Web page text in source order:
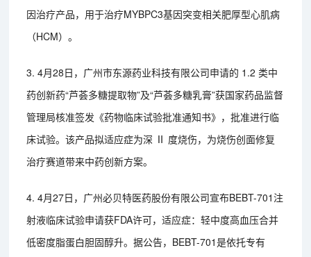
因治疗产品，用于治疗MYBPC3基因突变相关肥厚型心肌病
（HCM）。
3. 4月28日，广州市东源药业科技有限公司申请的 1.2 类中
药创新药“芦荟多糖提取物”及“芦荟多糖乳膏”获国家药品监督
管理局核准签发《药物临床试验批准通知书》，批准进行临
床试验。该产品拟适应症为深 Ⅱ 度烧伤，为烧伤创面修复
治疗赛道带来中药创新方案。
4. 4月27日，广州必贝特医药股份有限公司宣布BEBT-701注
射液临床试验申请获FDA许可，适应症：轻中度高血压合并
低密度脂蛋白胆固醇升。据公告，BEBT-701是依托专有